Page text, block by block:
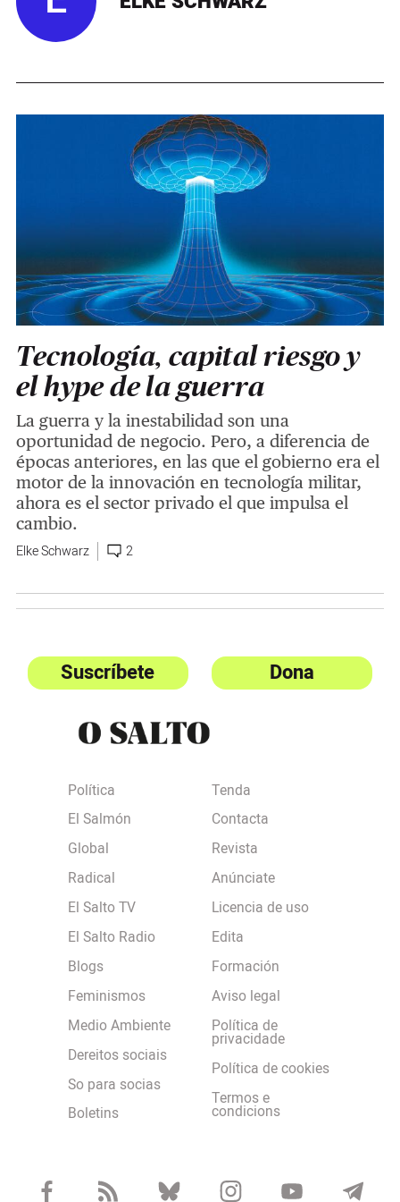
Tecnología, capital riesgo y
el hype de la guerra
La guerra y la inestabilidad son una
oportunidad de negocio. Pero, a diferencia de
épocas anteriores, en las que el gobierno era el
motor de la innovación en tecnología militar,
ahora es el sector privado el que impulsa el
cambio.
Elke Schwarz 2
Suscríbete Dona
Política
El Salmón
Global
Radical
El Salto TV
El Salto Radio
Blogs
Feminismos
Medio Ambiente
Dereitos sociais
So para socias
Boletins
Tenda
Contacta
Revista
Anúnciate
Licencia de uso
Edita
Formación
Aviso legal
Política de
privacidade
Política de cookies
Termos e
condicions